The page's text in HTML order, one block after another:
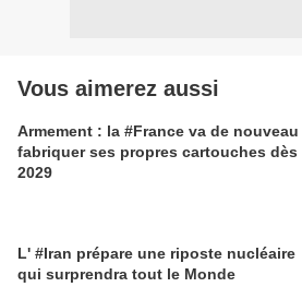
Vous aimerez aussi
Armement : la #France va de nouveau
fabriquer ses propres cartouches dès
2029
L' #Iran prépare une riposte nucléaire
qui surprendra tout le Monde